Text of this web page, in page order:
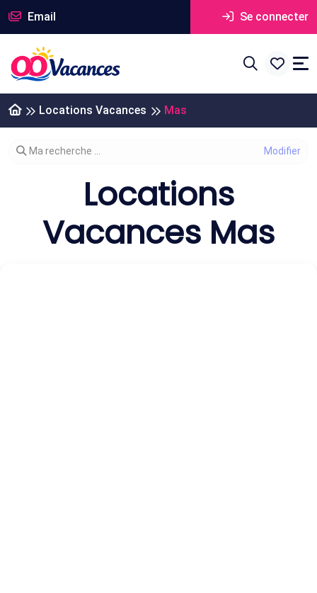
Email Se connecter
Locations Vacances Mas
Modifier votre recherche
Ma recherche ...
Locations
Vacances Mas